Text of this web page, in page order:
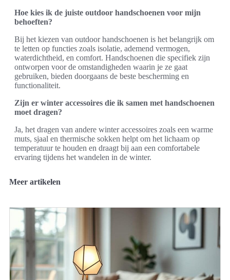
Hoe kies ik de juiste outdoor handschoenen voor mijn
behoeften?
Bij het kiezen van outdoor handschoenen is het belangrijk om
te letten op functies zoals isolatie, ademend vermogen,
waterdichtheid, en comfort. Handschoenen die specifiek zijn
ontworpen voor de omstandigheden waarin je ze gaat
gebruiken, bieden doorgaans de beste bescherming en
functionaliteit.
Zijn er winter accessoires die ik samen met handschoenen
moet dragen?
Ja, het dragen van andere winter accessoires zoals een warme
muts, sjaal en thermische sokken helpt om het lichaam op
temperatuur te houden en draagt bij aan een comfortabele
ervaring tijdens het wandelen in de winter.
Meer artikelen